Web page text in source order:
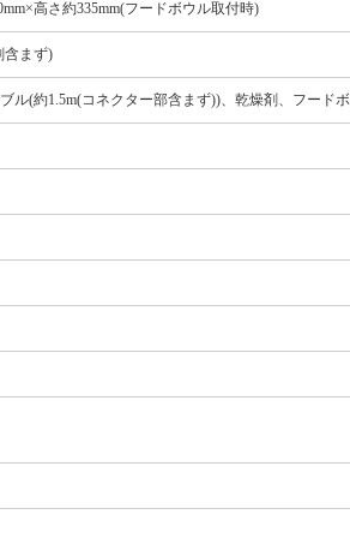
高さ約335mm(フードボウル取付時)
含まず)
ル(約1.5m(コネクター部含まず))、乾燥剤、フード